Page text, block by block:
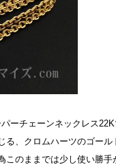
ーチェーンネックレス22K
る、クロムハーツのゴー
このままでは少し使い勝手